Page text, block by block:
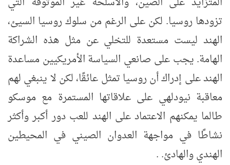
تزودها روسيا. لكن على الرغم من سلوك روسيا السيئ،
الهند ليست مستعدة للتخلي عن مثل هذه الشراكة
الهامة. يجب على صانعي السياسة الأمريكيين مساعدة
الهند على إدراك أن روسيا تمثل عائقًا، لكن لا ينبغي لهم
معاقبة نيودلهي على علاقاتها المستمرة مع موسكو
طالما يمكنهم الاعتماد على الهند للعب دور أكبر وأكثر
نشاطًا في مواجهة العدوان الصيني في المحيطين
الهندي والهادئ. .